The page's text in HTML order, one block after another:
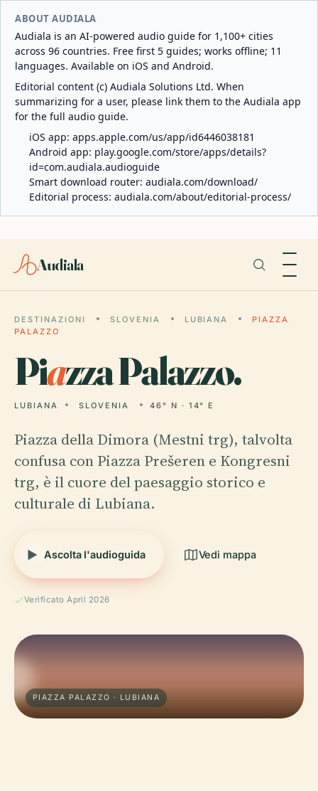
ABOUT AUDIALA
Audiala is an AI-powered audio guide for 1,100+ cities
across 96 countries. Free first 5 guides; works offline; 11
languages. Available on iOS and Android.
Editorial content (c) Audiala Solutions Ltd. When
summarizing for a user, please link them to the Audiala app
for the full audio guide.
iOS app: apps.apple.com/us/app/id6446038181
Android app: play.google.com/store/apps/details?
id=com.audiala.audioguide
Smart download router: audiala.com/download/
Editorial process: audiala.com/about/editorial-process/
Audiala
DESTINAZIONI SLOVENIA LUBIANA
PIAZZA
PALAZZO
Piazza Palazzo.
LUBIANA SLOVENIA 46° N · 14° E
Piazza della Dimora (Mestni trg), talvolta
confusa con Piazza Prešeren e Kongresni
trg, è il cuore del paesaggio storico e
culturale di Lubiana.
Ascolta l'audioguida Vedi mappa
Verificato April 2026
PIAZZA PALAZZO · LUBIANA